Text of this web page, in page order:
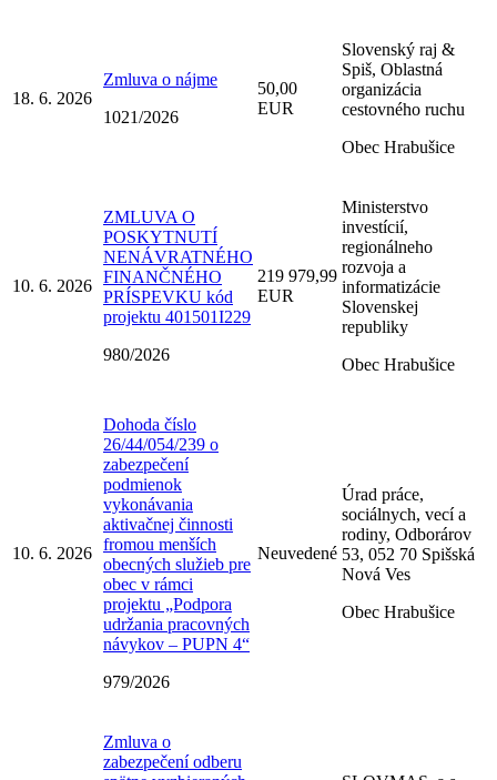
18. 6. 2026
Zmluva o nájme
1021/2026
50,00
EUR
Slovenský raj &
Spiš, Oblastná
organizácia
cestovného ruchu
Obec Hrabušice
10. 6. 2026
ZMLUVA O
POSKYTNUTÍ
NENÁVRATNÉHO
FINANČNÉHO
PRÍSPEVKU kód
projektu 401501I229
980/2026
219 979,99
EUR
Ministerstvo
investícií,
regionálneho
rozvoja a
informatizácie
Slovenskej
republiky
Obec Hrabušice
10. 6. 2026
Dohoda číslo
26/44/054/239 o
zabezpečení
podmienok
vykonávania
aktivačnej činnosti
fromou menších
obecných služieb pre
obec v rámci
projektu „Podpora
udržania pracovných
návykov – PUPN 4“
979/2026
Neuvedené
Úrad práce,
sociálnych, vecí a
rodiny, Odborárov
53, 052 70 Spišská
Nová Ves
Obec Hrabušice
Zmluva o
zabezpečení odberu